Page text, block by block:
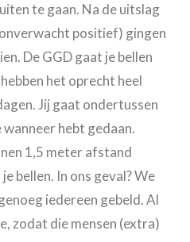
te gaan. Na de uitslag
positief) gingen
De GGD gaat je bellen
het oprecht heel
Jij gaat ondertussen
hebt gedaan.
1,5 meter afstand
bellen. In ons geval? We
iedereen gebeld. Al
zodat die mensen (extra)